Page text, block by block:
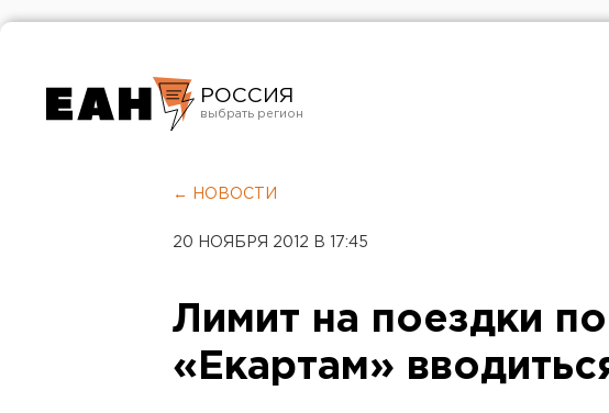
РОССИЯ
Челябинск
← НОВОСТИ
20 НОЯБРЯ 2012 В 17:45
Лимит на поездки
«Екартам»